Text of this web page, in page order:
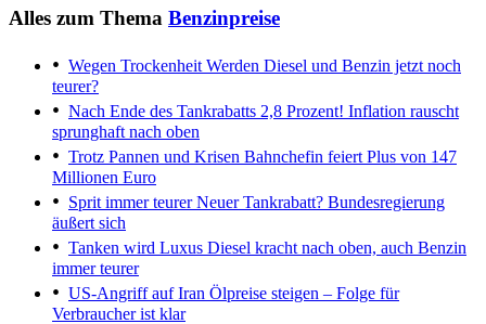
Alles zum Thema Benzinpreise
Wegen Trockenheit Werden Diesel und Benzin jetzt noch
teurer?
Nach Ende des Tankrabatts 2,8 Prozent! Inflation rauscht
sprunghaft nach oben
Trotz Pannen und Krisen Bahnchefin feiert Plus von 147
Millionen Euro
Sprit immer teurerNeuer Tankrabatt? Bundesregierung
äußert sich
Tanken wird Luxus Diesel kracht nach oben, auch Benzin
immer teurer
US-Angriff auf Iran Ölpreise steigen – Folge für
Verbraucher ist klar